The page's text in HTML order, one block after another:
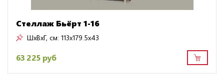
Стеллаж Бьёрт 1-16
ШxВxГ, см: 113x179.5x43
63 225 руб